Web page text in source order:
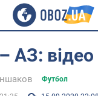
АЗ: відео
Футбол